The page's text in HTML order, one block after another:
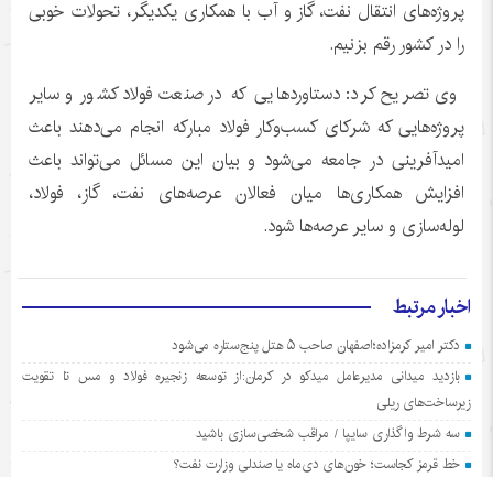
پروژه‌های انتقال نفت، گاز و آب با همکاری یکدیگر، تحولات خوبی
را در کشور رقم بزنیم.
وی تصریح کرد: دستاوردهایی که در صنعت فولاد کشور و سایر
پروژه‌هایی که شرکای کسب‌وکار فولاد مبارکه انجام می‌دهند باعث
امیدآفرینی در جامعه می‌شود و بیان این مسائل می‌تواند باعث
افزایش همکاری‌ها میان فعالان عرصه‌های نفت، گاز، فولاد،
لوله‌سازی و سایر عرصه‌ها شود.
اخبار مرتبط
دکتر امیر کرمزاده؛اصفهان صاحب ۵ هتل پنج‌ستاره می‌شود
بازدید میدانی مدیرعامل میدکو در کرمان:از توسعه زنجیره فولاد و مس تا تقویت
زیرساخت‌های ریلی
سه شرط واگذاری سایپا / مراقب شخصی‌سازی باشید
خط قرمز کجاست؛ خون‌های دی‌ماه یا صندلی وزارت نفت؟